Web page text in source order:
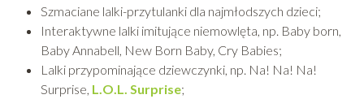
Szmaciane lalki-przytulanki dla najmłodszych dzieci;
Interaktywne lalki imitujące niemowlęta, np. Baby born,
Baby Annabell, New Born Baby, Cry Babies;
Lalki przypominające dziewczynki, np. Na! Na! Na!
Surprise, L.O.L. Surprise;